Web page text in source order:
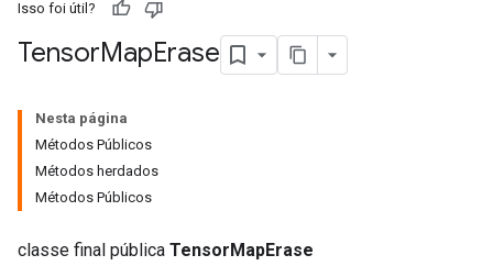
Isso foi útil?
TensorMapErase
Nesta página
Métodos Públicos
Métodos herdados
Métodos Públicos
classe final pública TensorMapErase